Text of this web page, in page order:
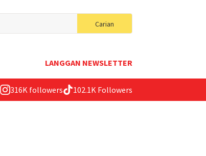
Carian
for:
LANGGAN NEWSLETTER
316K followers 102.1K Followers